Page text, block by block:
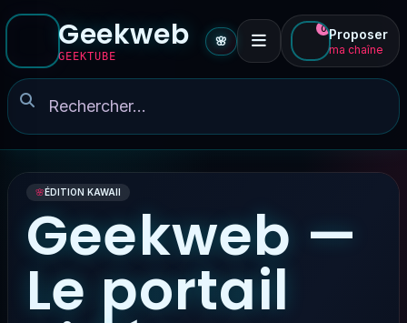
Geekweb
GEEKTUBE
🌸
0 Proposer
ma chaîne
🌸ÉDITION KAWAII
Geekweb —
Le portail